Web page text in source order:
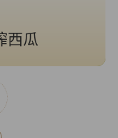
西瓜